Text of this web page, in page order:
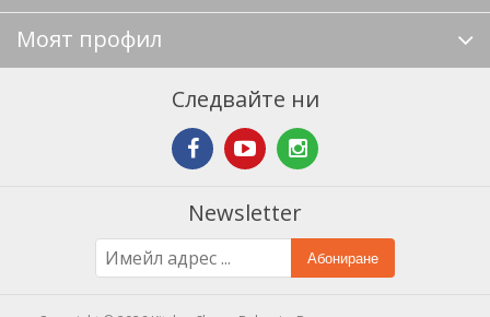
Моят профил
Следвайте ни
Newsletter
Абониране